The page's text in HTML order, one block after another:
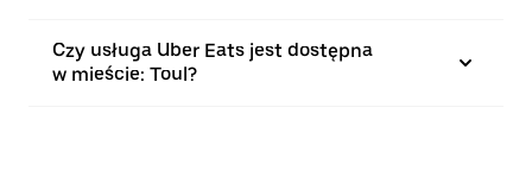
Czy usługa Uber Eats jest dostępna
w mieście: Toul?